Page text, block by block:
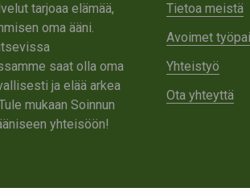
tarjoaa elämää,
oma ääni.
saat olla oma
ja elää arkea
mukaan Soinnun
yhteisöön!
Tietoa meistä
Avoimet
Yhteistyö
Ota yhteyttä